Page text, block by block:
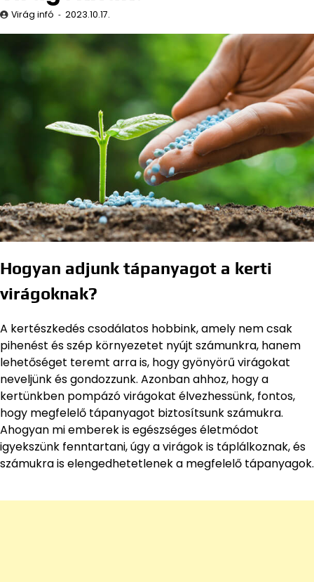
Virág infó 2023.10.17.
Hogyan adjunk tápanyagot a kerti
virágoknak?
A kertészkedés csodálatos hobbink, amely nem csak
pihenést és szép környezetet nyújt számunkra, hanem
lehetőséget teremt arra is, hogy gyönyörű virágokat
neveljünk és gondozzunk. Azonban ahhoz, hogy a
kertünkben pompázó virágokat élvezhessünk, fontos,
hogy megfelelő tápanyagot biztosítsunk számukra.
Ahogyan mi emberek is egészséges életmódot
igyekszünk fenntartani, úgy a virágok is táplálkoznak, és
számukra is elengedhetetlenek a megfelelő tápanyagok.